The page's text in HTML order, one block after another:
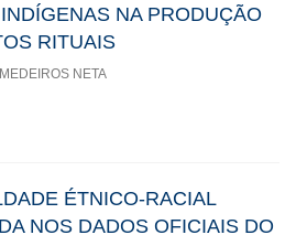
NA PRODUÇÃO
RITUAIS
NETA
ÉTNICO-RACIAL
NOS DADOS OFICIAIS DO